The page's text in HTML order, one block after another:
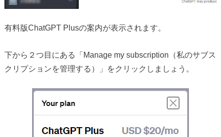
有料版ChatGPT Plusの案内が表示されます。
下から２つ目にある「Manage my subscription（私のサブス
クリプションを管理する）」をクリックしましょう。